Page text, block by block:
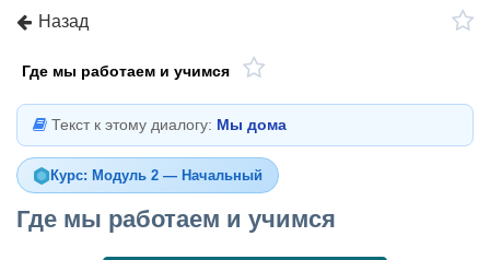
Назад
Где мы работаем и учимся
Текст к этому диалогу: Мы дома
Курс: Модуль 2 — Начальный
Где мы работаем и учимся